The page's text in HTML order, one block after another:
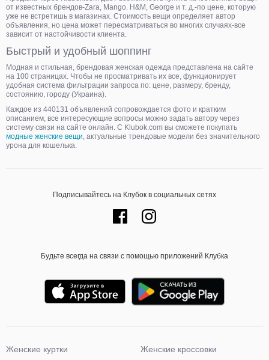
от известных брендов-Zara, Mango. H&M, George и т. д.-по цене, которую
уже не встретишь в магазинах. Стоимость вещи определяет автор
объявления, но цена может пересматриваться во многих случаях-все
зависит от настойчивости клиента.
Быстрый и удобный шоппинг
Модная и стильная, брендовая женская одежда представлена на сайте
на 100 страницах. Чтобы не просматривать их все, функционирует
удобная система фильтрации запроса по: цене, размеру, бренду,
состоянию, городу (Украина).
Каждое из 440131 объявлений сопровождается фото и кратким
описанием, все интересующие вопросы можно задать автору через
систему связи на сайте онлайн. С Klubok.com вы сможете покупать
модные женские вещи, актуальные трендовые модели без значительного
урона для кошелька.
Подписывайтесь на Клубок в социальных сетях
Будьте всегда на связи с помощью приложений Клубка
Женские куртки
Женские кроссовки